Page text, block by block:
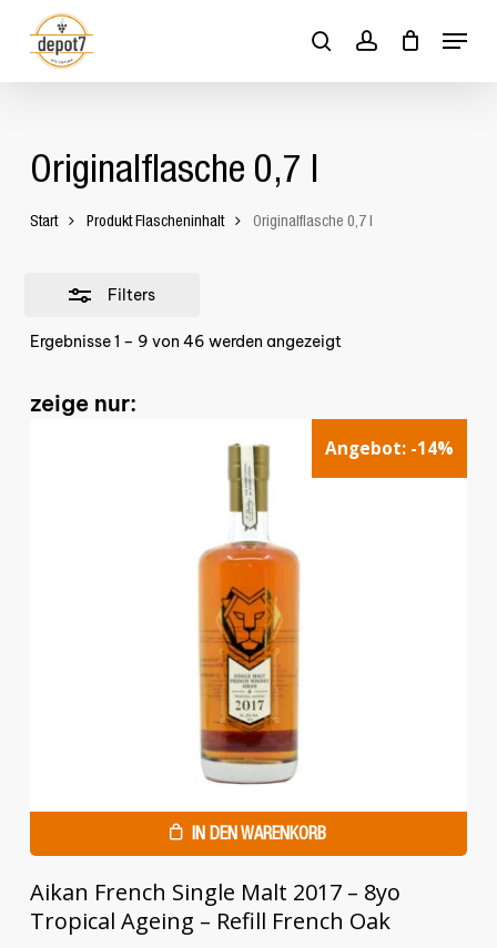
main
searchaccount
Menu
Close
Originalflasche 0,7 l
Start Produkt Flascheninhalt Originalflasche 0,7 l
Filters
Ergebnisse 1 – 9 von 46 werden angezeigt
Close
Filters
zeige nur:
Angebot: -14%
IN DEN WARENKORB
Aikan French Single Malt 2017 – 8yo
Tropical Ageing – Refill French Oak